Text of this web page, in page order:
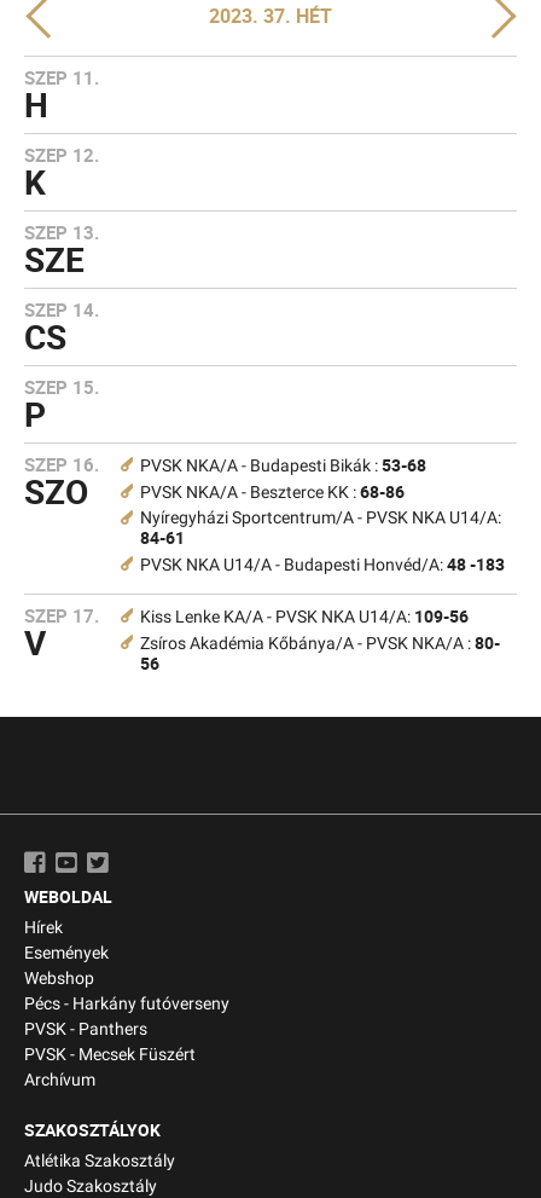
2023. 37. HÉT
SZEP 11.
H
SZEP 12.
K
SZEP 13.
SZE
SZEP 14.
CS
SZEP 15.
P
SZEP 16.
SZO
PVSK NKA/A - Budapesti Bikák :53-68
PVSK NKA/A - Beszterce KK :68-86
Nyíregyházi Sportcentrum/A - PVSK NKA U14/A:
84-61
PVSK NKA U14/A - Budapesti Honvéd/A:48 -183
SZEP 17.
V
Kiss Lenke KA/A - PVSK NKA U14/A: 109-56
Zsíros Akadémia Kőbánya/A - PVSK NKA/A :80-
56
WEBOLDAL
Hírek
Események
Webshop
Pécs - Harkány futóverseny
PVSK - Panthers
PVSK - Mecsek Füszért
Archívum
SZAKOSZTÁLYOK
Atlétika Szakosztály
Judo Szakosztály